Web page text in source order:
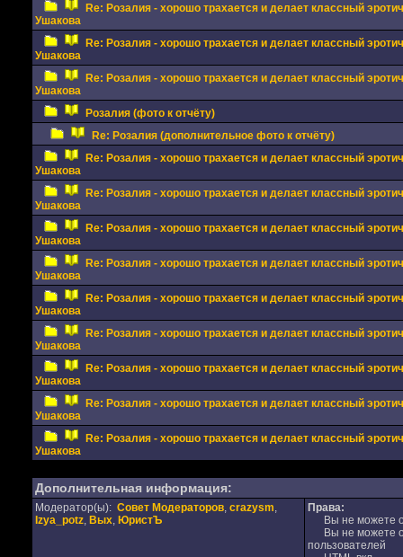
Re: Розалия - хорошо трахается и делает классный
Ушакова
Re: Розалия - хорошо трахается и делает классный
Ушакова
Re: Розалия - хорошо трахается и делает классный
Ушакова
Розалия (фото к отчёту)
Re: Розалия (дополнительное фото к отчёту)
Re: Розалия - хорошо трахается и делает классный
Ушакова
Re: Розалия - хорошо трахается и делает классный
Ушакова
Re: Розалия - хорошо трахается и делает классный
Ушакова
Re: Розалия - хорошо трахается и делает классный
Ушакова
Re: Розалия - хорошо трахается и делает классный
Ушакова
Re: Розалия - хорошо трахается и делает классный
Ушакова
Re: Розалия - хорошо трахается и делает классный
Ушакова
Re: Розалия - хорошо трахается и делает классный
Ушакова
Re: Розалия - хорошо трахается и делает классный
Ушакова
Дополнительная информация:
Модератор(ы): Совет Модераторов, crazysm,
Izya_potz, Вых, ЮристЪ
Права:
Вы не можете
Вы не можете
пользователей